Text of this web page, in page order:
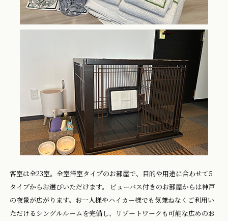
客室は全23室。全室洋室タイプのお部屋で、目的や用途に合わせて5
タイプからお選びいただけます。 ビューバス付きのお部屋からは神戸
の夜景が広がります。お一人様やハイカー様でも気兼ねなくご利用い
ただけるシングルルームを完備し、リゾートワークも可能な広めのお